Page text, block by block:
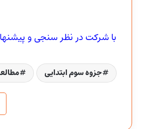
با شرکت در نظر سنجی و
جزوه سوم ابتدایی